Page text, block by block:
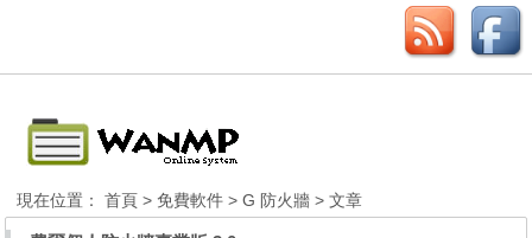
現在位置：首頁 >免費軟件 >G 防火牆 > 文章